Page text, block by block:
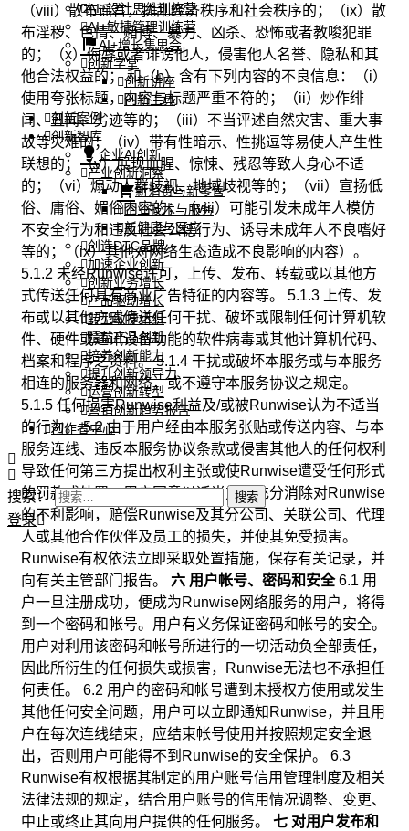
AI+设计思维训练营
AI+敏捷管理训练营
AI+增长集思会
创新学堂
创新讲座
创新工具
创新案例
创新智库
企业AI创新
产业创新洞察
新消费与新零售
企业技术与服务
新健康与医疗
创造DTC品牌
加速企业创新
创新业务增长
产品驱动增长
转型敏捷组织
精益产品创新
培养创新能力
提升创新领导力
运营创新转型
营销创新趋势报告
创作者中心
搜索：
登录
（viii）散布谣言，扰乱经济秩序和社会秩序的；（ix）散
布淫秽、色情、赌博、暴力、凶杀、恐怖或者教唆犯罪
的；（x）侮辱或者诽谤他人，侵害他人名誉、隐私和其
他合法权益的； 和（b）含有下列内容的不良信息：（i）
使用夸张标题，内容与标题严重不符的；（ii）炒作绯
闻、丑闻、劣迹等的；（iii）不当评述自然灾害、重大事
故等灾难的；（iv）带有性暗示、性挑逗等易使人产生性
联想的；（v）展现血腥、惊悚、残忍等致人身心不适
的；（vi）煽动人群歧视、地域歧视等的；（vii）宣扬低
俗、庸俗、媚俗内容的；（viii）可能引发未成年人模仿
不安全行为和违反社会公德行为、诱导未成年人不良嗜好
等的；（ix）其他对网络生态造成不良影响的内容）。
5.1.2 未经Runwise许可，上传、发布、转载或以其他方
式传送任何具有商业广告特征的内容等。 5.1.3 上传、发
布或以其他方式传送任何干扰、破坏或限制任何计算机软
件、硬件或通讯设备功能的软件病毒或其他计算机代码、
档案和程序之资料。 5.1.4 干扰或破坏本服务或与本服务
相连的服务器和网络，或不遵守本服务协议之规定。
5.1.5 任何损害Runwise利益及/或被Runwise认为不适当
的行为。 5.2 由于用户经由本服务张贴或传送内容、与本
服务连线、违反本服务协议条款或侵害其他人的任何权利
导致任何第三方提出权利主张或使Runwise遭受任何形式
的罚款或处罚，用户同意以适当方式充分消除对Runwise
的不利影响，赔偿Runwise及其分公司、关联公司、代理
人或其他合作伙伴及员工的损失，并使其免受损害。
Runwise有权依法立即采取处置措施，保存有关记录，并
向有关主管部门报告。 六 用户帐号、密码和安全6.1 用
户一旦注册成功，便成为Runwise网络服务的用户，将得
到一个密码和帐号。用户有义务保证密码和帐号的安全。
用户对利用该密码和帐号所进行的一切活动负全部责任，
因此所衍生的任何损失或损害，Runwise无法也不承担任
何责任。 6.2 用户的密码和帐号遭到未授权方使用或发生
其他任何安全问题，用户可以立即通知Runwise，并且用
户在每次连线结束，应结束帐号使用并按照规定安全退
出，否则用户可能得不到Runwise的安全保护。 6.3
Runwise有权根据其制定的用户账号信用管理制度及相关
法律法规的规定，结合用户账号的信用情况调整、变更、
中止或终止其向用户提供的任何服务。 七 对用户发布和